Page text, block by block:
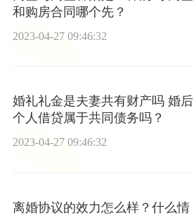
和购房合同哪个先？
2023-04-27 09:46:32
婚礼礼金是夫妻共有财产吗 婚后
个人借贷属于共同债务吗？
2023-04-27 09:46:32
离婚协议的效力怎么样？什么情